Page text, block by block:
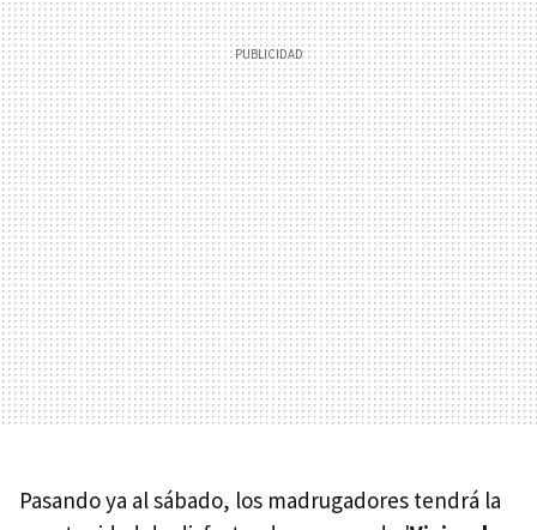
Pasando ya al sábado, los madrugadores tendrá la